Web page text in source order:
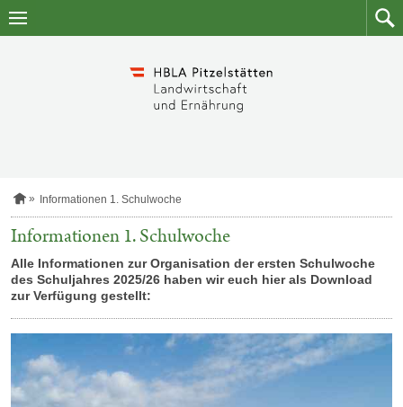
Zum
Zum
S
a
r
s
e
i
Informationen 1. Schulwoche
Informationen 1. Schulwoche
Alle Informationen zur Organisation der ersten Schulwoche
des Schuljahres 2025/26 haben wir euch hier als Download
zur Verfügung gestellt: